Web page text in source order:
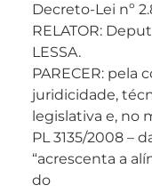
Decreto-Lei nº
RELATOR:
LESSA.
PARECER: pela
juridicidade,
legislativa e, no
PL 3135/2008 –
“acrescenta a
do